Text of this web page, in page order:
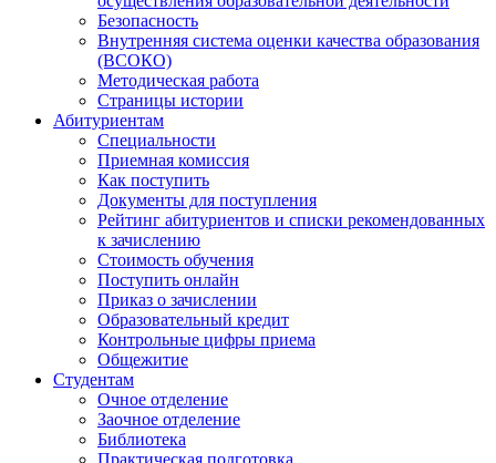
Безопасность
Внутренняя система оценки качества образования
(ВСОКО)
Методическая работа
Страницы истории
Абитуриентам
Специальности
Приемная комиссия
Как поступить
Документы для поступления
Рейтинг абитуриентов и списки рекомендованных
к зачислению
Стоимость обучения
Поступить онлайн
Приказ о зачислении
Образовательный кредит
Контрольные цифры приема
Общежитие
Студентам
Очное отделение
Заочное отделение
Библиотека
Практическая подготовка